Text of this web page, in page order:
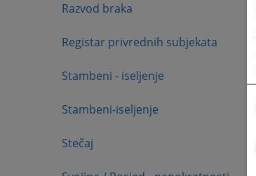
Razvod braka
Registar privrednih subjekata
Stambeni - iseljenje
Stambeni-iseljenje
Stečaj